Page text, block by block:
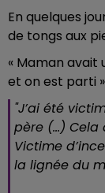
En quelques
de tongs aux
« Maman avait
et on est parti
"J’ai été
père (...) Cela
Victime
la lignée du